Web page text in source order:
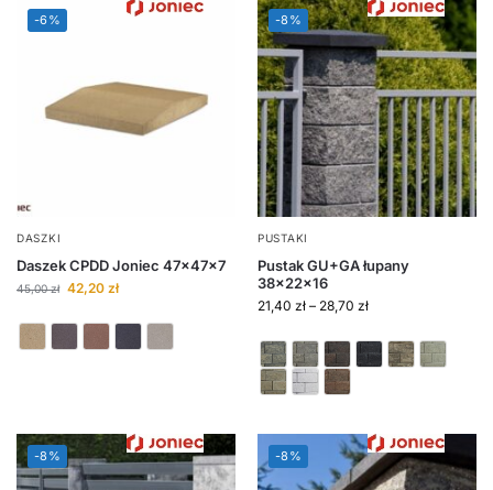
-6%
DASZKI
Daszek CPDD Joniec 47x47x7
45,00zł 42,20 zł
-8%
PUSTAKI
Pustak GU+GA łupany
38x22x16
21,40 zł – 28,70 zł
-8% -8%